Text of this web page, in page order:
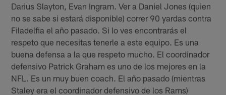
Darius Slayton, Evan Ingram. Ver a Daniel Jones (quien
no se sabe si estará disponible) correr 90 yardas contra
Filadelfia el año pasado. Si lo ves encontrarás el
respeto que necesitas tenerle a este equipo. Es una
buena defensa a la que respeto mucho. El coordinador
defensivo Patrick Graham es uno de los mejores en la
NFL. Es un muy buen coach. El año pasado (mientras
Staley era el coordinador defensivo de los Rams)